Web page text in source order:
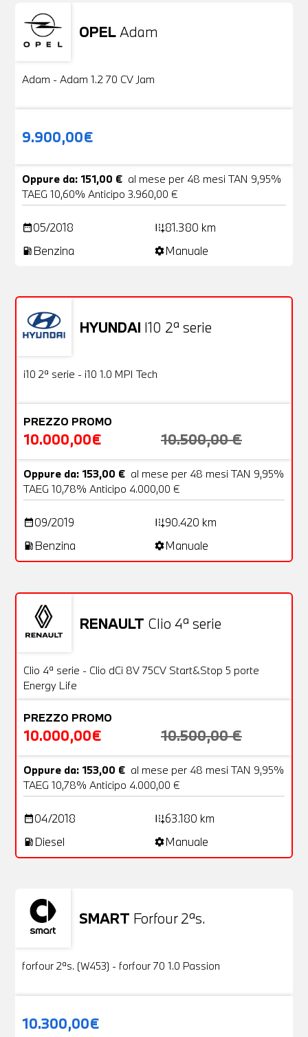
OPELAdam
Usato
Adam - Adam 1.2 70 CV Jam
9.900,00€
Oppure da: 151,00 € al mese per 48 mesi TAN 9,95%
TAEG 10,60% Anticipo 3.960,00 €
date_range05/2018 add_road81.380 km
local_gas_station Benzina settingsManuale
HYUNDAI I10 2ª serie
OFFERTA
Usato
i10 2ª serie - i10 1.0 MPI Tech
PREZZO PROMO
10.000,00€ 10.500,00 €
Oppure da: 153,00 € al mese per 48 mesi TAN 9,95%
TAEG 10,78% Anticipo 4.000,00 €
date_range09/2019 add_road90.420 km
local_gas_station Benzina settingsManuale
RENAULT Clio 4ª serie
OFFERTA
Usato
Clio 4ª serie - Clio dCi 8V 75CV Start&Stop 5 porte
Energy Life
PREZZO PROMO
10.000,00€ 10.500,00 €
Oppure da: 153,00 € al mese per 48 mesi TAN 9,95%
TAEG 10,78% Anticipo 4.000,00 €
date_range04/2018 add_road63.180 km
local_gas_station Diesel settingsManuale
SMART Forfour 2ªs.
Usato
forfour 2ªs. (W453) - forfour 70 1.0 Passion
10.300,00€